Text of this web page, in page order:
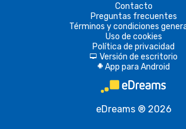
Contacto
Preguntas frecuentes
Términos y condiciones
Uso de cookies
Política de privacidad
d Versión de escritorio
A App para Android
eDreams ® 2026